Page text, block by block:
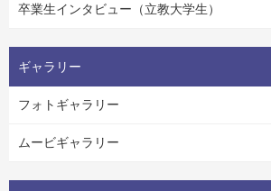
卒業生インタビュー（立教大学生）
ギャラリー
フォトギャラリー
ムービギャラリー